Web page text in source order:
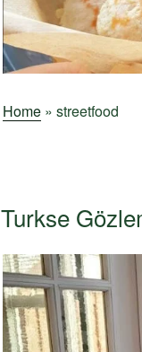
Home » streetfood
Turkse